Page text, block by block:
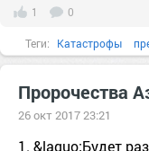
1 0
Теги: Катастрофы
Пророчества
26 окт 2017 23:21
1. &laquo;Будет